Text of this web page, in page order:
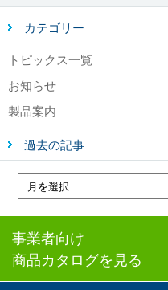
カテゴリー
トピックス一覧
お知らせ
製品案内
過去の記事
事業者向け
商品カタログを見る